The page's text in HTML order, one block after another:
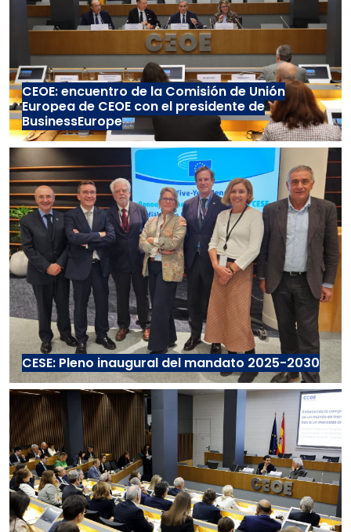
CEOE: encuentro de la Comisión de Unión
Europea de CEOE con el presidente de
BusinessEurope
CESE: Pleno inaugural del mandato 2025-2030